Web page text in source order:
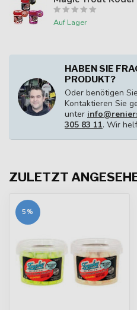
Auf Lager
HABEN SIE
PRODUKT?
Oder benötigen
Kontaktieren Sie
unter
305 83 11. Wir
ZULETZT
5%